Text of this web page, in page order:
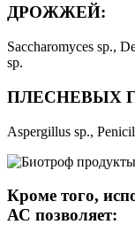
ДРОЖЖЕЙ:
Saccharomyces sp.,
sp.
ПЛЕСНЕВЫХ
Aspergillus sp.,
Кроме того,
АС позволяет: